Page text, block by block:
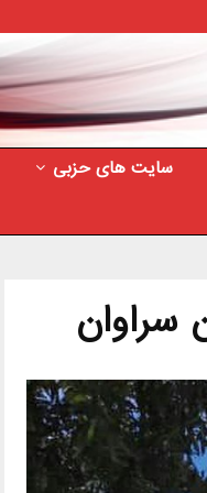
سایت های حزبی
سراوان